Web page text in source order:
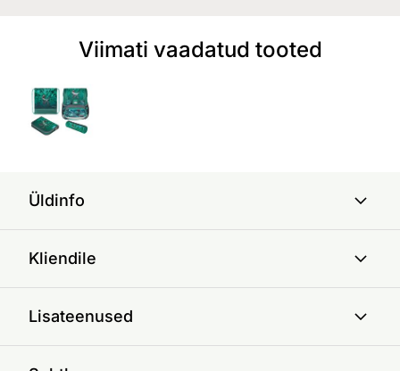
Viimati vaadatud tooted
Üldinfo
Kliendile
Lisateenused